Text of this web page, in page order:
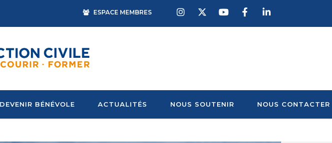
ESPACE MEMBRES
DEVENIR BÉNÉVOLE ACTUALITÉS NOUS SOUTENIR NOUS CONTACTER